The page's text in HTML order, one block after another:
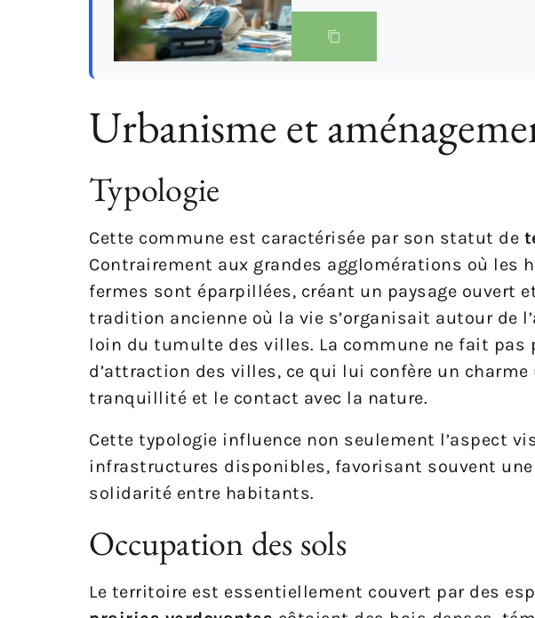
Urbanisme et
Typologie
Cette commune est caractérisée par son statut de
Contrairement aux grandes agglomérations où
fermes sont éparpillées, créant un paysage ouvert
tradition ancienne où la vie s’organisait autour de
loin du tumulte des villes. La commune ne fait pas
d’attraction des villes, ce qui lui confère un
tranquillité et le contact avec la nature.
Cette typologie influence non seulement l’aspect
infrastructures disponibles, favorisant souvent
solidarité entre habitants.
Occupation des sols
Le territoire est essentiellement couvert par des